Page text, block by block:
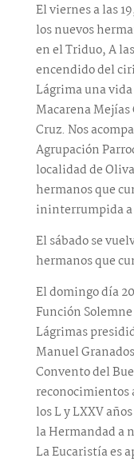
El viernes a las
los nuevos
en el Triduo, A
encendido del
Lágrima una
Macarena Mejías
Cruz. Nos
Agrupación
localidad de
hermanos que
ininterrumpida
El sábado se
hermanos que
El domingo día
Función
Lágrimas
Manuel
Convento del
reconocimientos
los L y LXXV
la Hermandad a
La Eucaristía es